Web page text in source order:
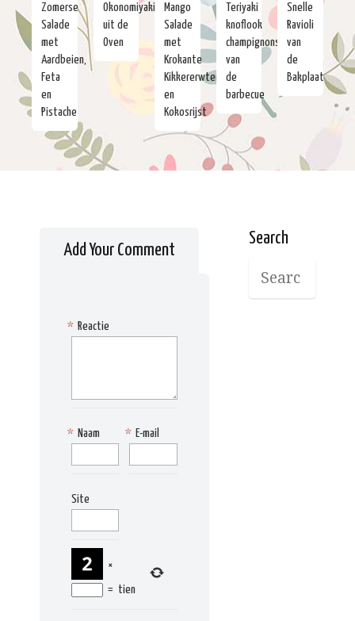
Zomerse
Salade
met
Aardbeien,
Feta
en
Pistache
Okonomiyaki
uit de
Oven
Mango
Salade
met
Krokante
Kikkererwten
en
Kokosrijst
Teriyaki
knoflook
champignons
van
de
barbecue
Snelle
Ravioli
van
de
Bakplaat
Add Your Comment
Reactie
*
Naam
* E-mail
*
Site
×
= tien
Search